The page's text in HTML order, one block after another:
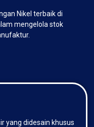
Nikel terbaik di
mengelola stok
yang didesain khusus